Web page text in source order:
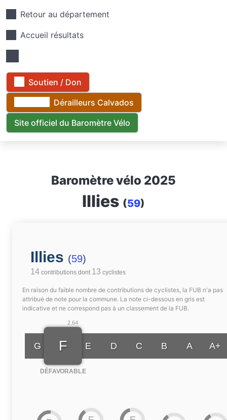
Retour au département
Accueil résultats
Soutien / Don
Dérailleurs Calvados
Site officiel du Baromètre Vélo
Baromètre vélo 2025
Illies (59)
Illies (59)
14 contributions dont 13 cyclistes
En raison du faible nombre de contributions de cyclistes, la FUB n'a pas
attribué de note pour la commune. La note ci-dessous en gris est
indicative et ne correspond pas à un classement de la FUB.
G
2.64
F
DÉFAVORABLE
E D C B A A+